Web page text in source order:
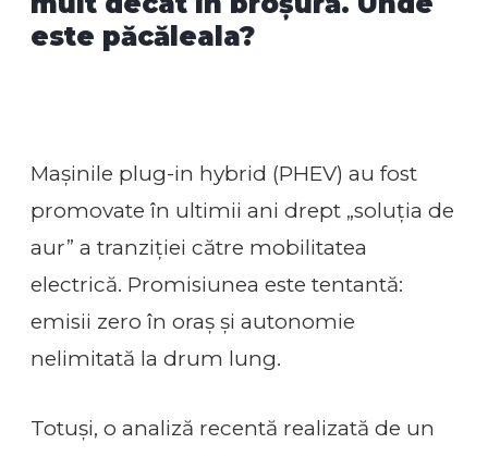
este păcăleala?
Mașinile plug-in hybrid (PHEV) au fost
promovate în ultimii ani drept „soluția de
aur” a tranziției către mobilitatea
electrică. Promisiunea este tentantă:
emisii zero în oraș și autonomie
nelimitată la drum lung.
Totuși, o analiză recentă realizată de un